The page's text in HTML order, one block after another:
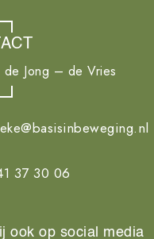
de Jong – de Vries
37 30 06
ook op social media